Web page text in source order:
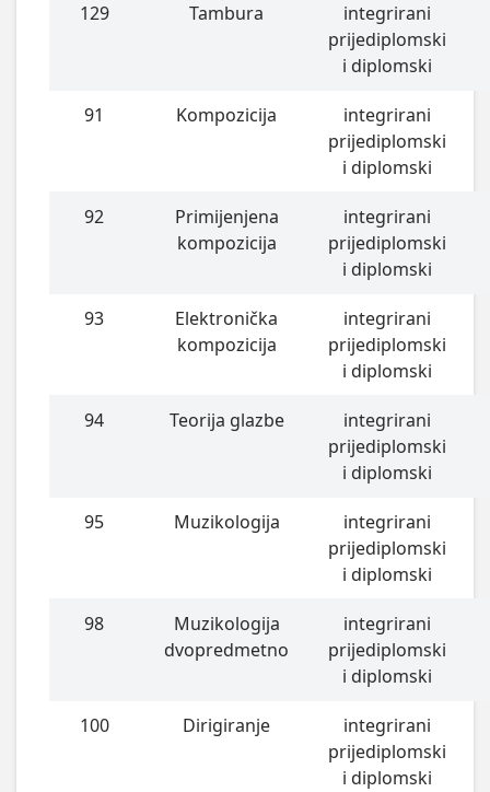
129 Tambura
integrirani
prijediplomski
i diplomski
91 Kompozicija
integrirani
prijediplomski
i diplomski
92
Primijenjena
kompozicija
integrirani
prijediplomski
i diplomski
93
Elektronička
kompozicija
integrirani
prijediplomski
i diplomski
94 Teorija glazbe
integrirani
prijediplomski
i diplomski
95 Muzikologija
integrirani
prijediplomski
i diplomski
98
Muzikologija
dvopredmetno
integrirani
prijediplomski
i diplomski
100 Dirigiranje
integrirani
prijediplomski
i diplomski